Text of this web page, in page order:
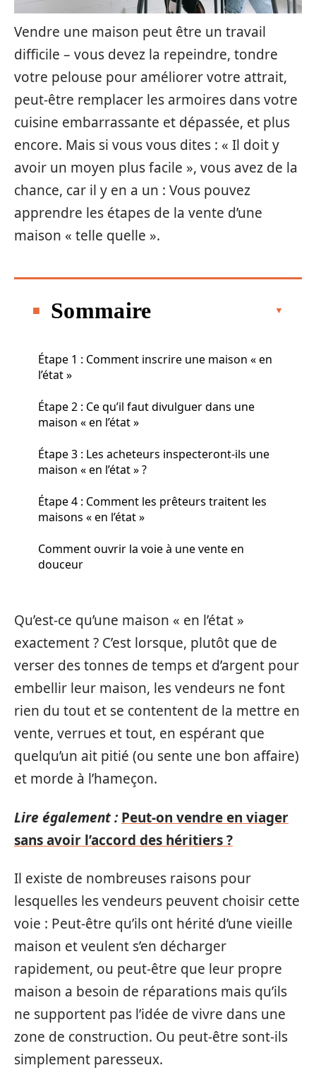
Vendre une maison peut être un travail
difficile – vous devez la repeindre, tondre
votre pelouse pour améliorer votre attrait,
peut-être remplacer les armoires dans votre
cuisine embarrassante et dépassée, et plus
encore. Mais si vous vous dites : « Il doit y
avoir un moyen plus facile », vous avez de la
chance, car il y en a un : Vous pouvez
apprendre les étapes de la vente d’une
maison « telle quelle ».
Sommaire
Étape 1 : Comment inscrire une maison « en
l’état »
Étape 2 : Ce qu’il faut divulguer dans une
maison « en l’état »
Étape 3 : Les acheteurs inspecteront-ils une
maison « en l’état » ?
Étape 4 : Comment les prêteurs traitent les
maisons « en l’état »
Comment ouvrir la voie à une vente en
douceur
Qu’est-ce qu’une maison « en l’état »
exactement ? C’est lorsque, plutôt que de
verser des tonnes de temps et d’argent pour
embellir leur maison, les vendeurs ne font
rien du tout et se contentent de la mettre en
vente, verrues et tout, en espérant que
quelqu’un ait pitié (ou sente une bon affaire)
et morde à l’hameçon.
Lire également : Peut-on vendre en viager
sans avoir l’accord des héritiers ?
Il existe de nombreuses raisons pour
lesquelles les vendeurs peuvent choisir cette
voie : Peut-être qu’ils ont hérité d’une vieille
maison et veulent s’en décharger
rapidement, ou peut-être que leur propre
maison a besoin de réparations mais qu’ils
ne supportent pas l’idée de vivre dans une
zone de construction. Ou peut-être sont-ils
simplement paresseux.